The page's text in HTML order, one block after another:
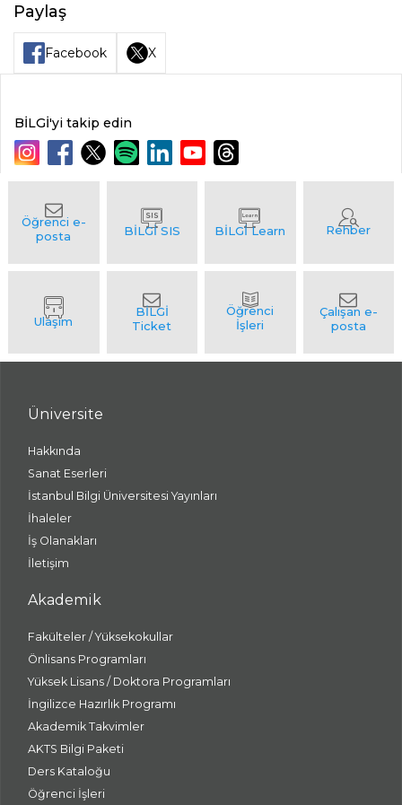
Paylaş
Facebook X
BİLGİ'yi takip edin
Üniversite
Hakkında
Sanat Eserleri
İstanbul Bilgi Üniversitesi Yayınları
İhaleler
İş Olanakları
İletişim
Akademik
Fakülteler / Yüksekokullar
Önlisans Programları
Yüksek Lisans / Doktora Programları
İngilizce Hazırlık Programı
Akademik Takvimler
AKTS Bilgi Paketi
Ders Kataloğu
Öğrenci İşleri